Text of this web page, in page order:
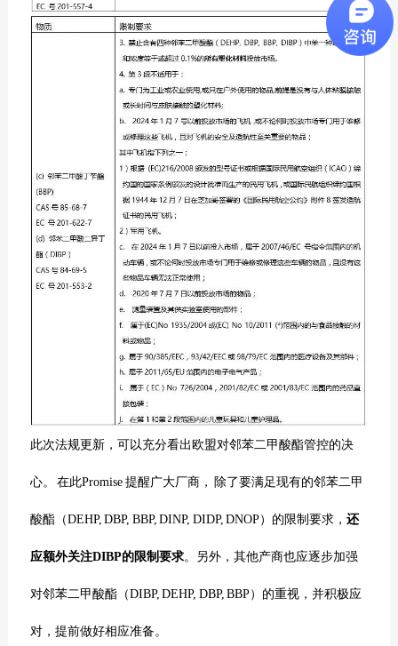
此次法规更新，可以充分看出欧盟对邻苯二甲酸酯管控的决
心。 在此Promise 提醒广大厂商， 除了要满足现有的邻苯二甲
酸酯（DEHP, DBP, BBP, DINP, DIDP, DNOP）的限制要求，还
应额外关注DIBP的限制要求。另外，其他产商也应逐步加强
对邻苯二甲酸酯（DIBP, DEHP, DBP, BBP）的重视，并积极应
对，提前做好相应准备。